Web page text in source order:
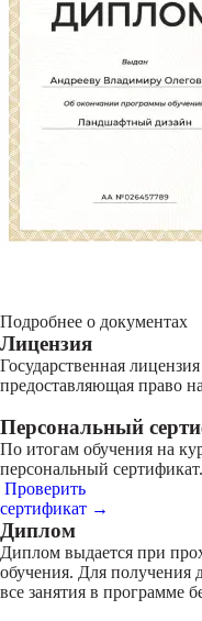
Подробнее о документах
Лицензия
Государственная
предоставляющая право
Персональный
По итогам обучения на
персональный сертификат.
Проверить
сертификат →
Диплом
Диплом выдается при
обучения. Для получения
все занятия в программе